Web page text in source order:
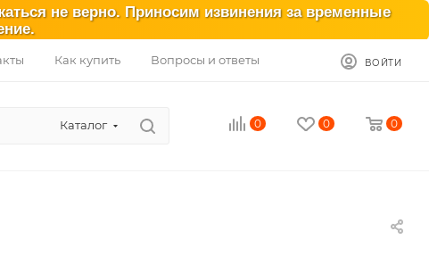
не верно. Приносим извинения за временные
Как купить Вопросы и ответы ВОЙТИ
Каталог 0 0 0